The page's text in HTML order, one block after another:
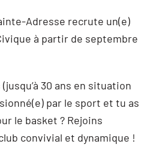
Adresse recrute un(e)
à partir de septembre
30 ans en situation
par le sport et tu as
le basket ? Rejoins
convivial et dynamique !